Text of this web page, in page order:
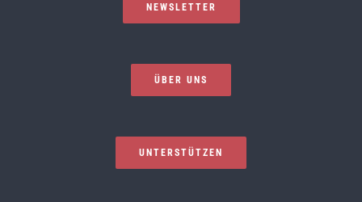
NEWSLETTER
ÜBER UNS
UNTERSTÜTZEN